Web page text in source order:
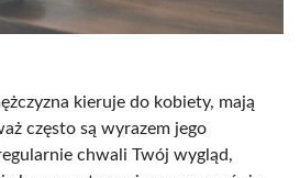
kieruje do kobiety, mają
często są wyrazem jego
chwali Twój wygląd,